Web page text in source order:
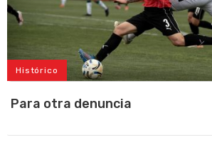
Histórico
Para otra denuncia